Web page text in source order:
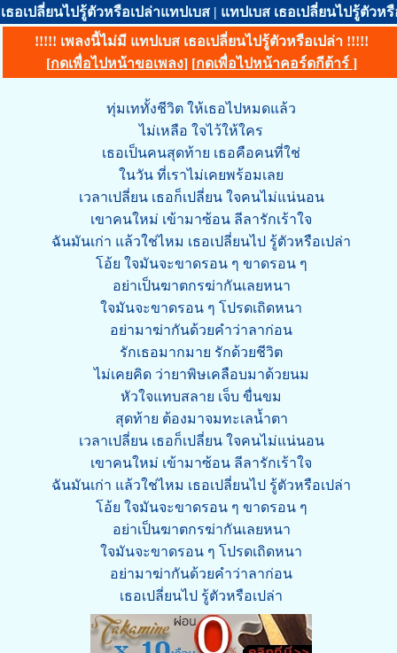
เธอเปลี่ยนไปรู้ตัวหรือเปล่าแทปเบส | แทปเบส เธอเปลี่ยนไปรู้ตัวห
!!!!! เพลงนี้ไม่มี แทปเบส เธอเปลี่ยนไปรู้ตัวหรือเปล่า !!!!!
[กดเพื่อไปหน้าขอเพลง] [กดเพื่อไปหน้าคอร์ดกีต้าร์ ]
ทุ่มเททั้งชีวิต ให้เธอไปหมดแล้ว
ไม่เหลือ ใจไว้ให้ใคร
เธอเป็นคนสุดท้าย เธอคือคนที่ใช่
ในวัน ที่เราไม่เคยพร้อมเลย
เวลาเปลี่ยน เธอก็เปลี่ยน ใจคนไม่แน่นอน
เขาคนใหม่ เข้ามาซ้อน ลีลารักเร้าใจ
ฉันมันเก่า แล้วใช่ไหม เธอเปลี่ยนไป รู้ตัวหรือเปล่า
โอ้ย ใจมันจะขาดรอน ๆ ขาดรอน ๆ
อย่าเป็นฆาตกรฆ่ากันเลยหนา
ใจมันจะขาดรอน ๆ โปรดเถิดหนา
อย่ามาฆ่ากันด้วยคำว่าลาก่อน
รักเธอมากมาย รักด้วยชีวิต
ไม่เคยคิด ว่ายาพิษเคลือบมาด้วยนม
หัวใจแทบสลาย เจ็บ ขื่นขม
สุดท้าย ต้องมาจมทะเลน้ำตา
เวลาเปลี่ยน เธอก็เปลี่ยน ใจคนไม่แน่นอน
เขาคนใหม่ เข้ามาซ้อน ลีลารักเร้าใจ
ฉันมันเก่า แล้วใช่ไหม เธอเปลี่ยนไป รู้ตัวหรือเปล่า
โอ้ย ใจมันจะขาดรอน ๆ ขาดรอน ๆ
อย่าเป็นฆาตกรฆ่ากันเลยหนา
ใจมันจะขาดรอน ๆ โปรดเถิดหนา
อย่ามาฆ่ากันด้วยคำว่าลาก่อน
เธอเปลี่ยนไป รู้ตัวหรือเปล่า